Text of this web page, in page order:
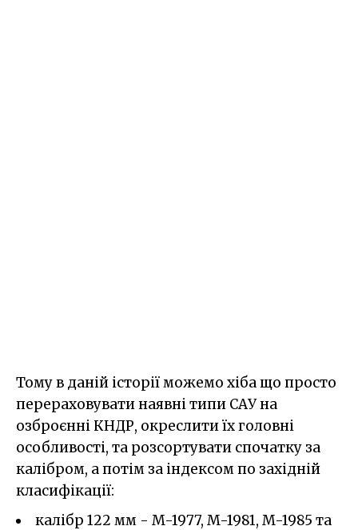
Тому в даній історії можемо хіба що просто
перераховувати наявні типи САУ на
озброєнні КНДР, окреслити їх головні
особливості, та розсортувати спочатку за
калібром, а потім за індексом по західній
класифікації:
калібр 122 мм - M-1977, M-1981, M-1985 та